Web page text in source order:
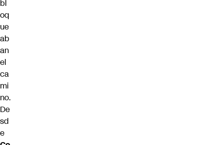
bl
oq
ue
ab
an
el
ca
mi
no.
De
sd
e